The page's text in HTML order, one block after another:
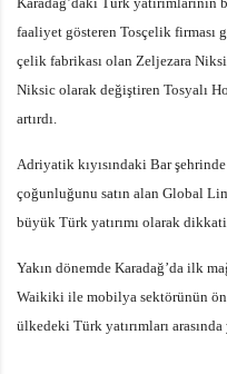
faaliyet gösteren Tosçelik firması
çelik fabrikası olan Zeljezara
Niksic olarak değiştiren Tosyalı
artırdı.
Adriyatik kıyısındaki Bar
çoğunluğunu satın alan Global
büyük Türk yatırımı olarak
Yakın dönemde Karadağ’da ilk
Waikiki ile mobilya sektörünün
ülkedeki Türk yatırımları arasında